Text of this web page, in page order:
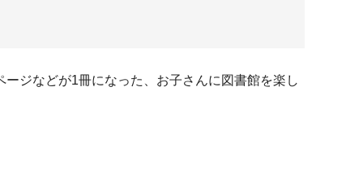
ジなどが1冊になった、お子さんに図書館を楽し